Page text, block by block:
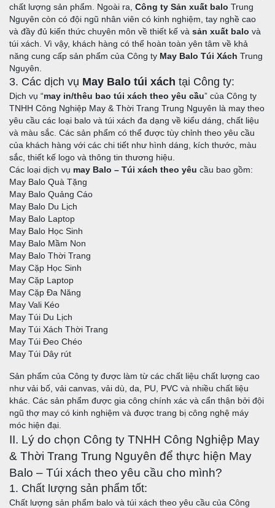
a. Khái niệm & lưu ý:
Hồ sơ, Chứng từ liên quan hợp lệ để sử dụng chính sách
bảo hành:
Khi cần Bảo hành sản phẩm, Quý khách liên hệ với bộ
Yêu cầu bảo hành:
Địa chỉ bảo hành:
b. Điều kiện nhận bảo hành.
Các phẩm được áp dụng chính sách bảo hành phải đầy
đủ các điều kiện sau:
c. Những trường hợp không được áp dụng chính sách
bảo hành
d. Những trường hợp sửa chữa tính phí
e. Quy trình thực hiện chính sách bảo hành cho dịch vụ
May Balo – Túi xách:
f. Thời gian trả bảo hành:
g. Lợi ích của khách hàng khi sử dụng dịch vụ bảo hành
của Công ty May gia công ba lô túi xách Trung Nguyên:
VI. Kết luận
chất lượng sản phẩm. Ngoài ra, Công ty Sản xuất balo Trung
Nguyên còn có đội ngũ nhân viên có kinh nghiệm, tay nghề cao
và đầy đủ kiến thức chuyên môn về thiết kế và sản xuất balo và
túi xách. Vì vậy, khách hàng có thể hoàn toàn yên tâm về khả
năng cung cấp sản phẩm của Công ty May Balo Túi Xách Trung
Nguyên.
3. Các dịch vụ May Balo túi xách tại Công ty:
Dịch vụ “may in/thêu bao túi xách theo yêu cầu” của Công ty
TNHH Công Nghiệp May & Thời Trang Trung Nguyên là may theo
yêu cầu các loại balo và túi xách đa dạng về kiểu dáng, chất liệu
và màu sắc. Các sản phẩm có thể được tùy chỉnh theo yêu cầu
của khách hàng với các chi tiết như hình dáng, kích thước, màu
sắc, thiết kế logo và thông tin thương hiệu.
Các loại dịch vụ may Balo – Túi xách theo yêu cầu bao gồm:
May Balo Quà Tặng
May Balo Quảng Cáo
May Balo Du Lịch
May Balo Laptop
May Balo Học Sinh
May Balo Mầm Non
May Balo Thời Trang
May Cặp Học Sinh
May Cặp Laptop
May Cặp Đa Năng
May Vali Kéo
May Túi Du Lịch
May Túi Xách Thời Trang
May Túi Đeo Chéo
May Túi Dây rút
Sản phẩm của Công ty được làm từ các chất liệu chất lượng cao
như vải bố, vải canvas, vải dù, da, PU, PVC và nhiều chất liệu
khác. Các sản phẩm được gia công chính xác và cẩn thận bởi đội
ngũ thợ may có kinh nghiệm và được trang bị công nghệ máy
móc hiện đại.
II. Lý do chọn Công ty TNHH Công Nghiệp May
& Thời Trang Trung Nguyên để thực hiện May
Balo – Túi xách theo yêu cầu cho mình?
1. Chất lượng sản phẩm tốt:
Chất lượng sản phẩm balo và túi xách theo yêu cầu của Công